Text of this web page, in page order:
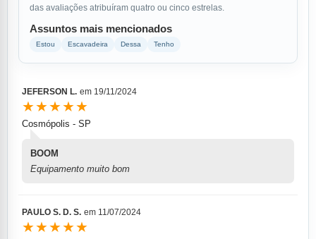
das avaliações atribuíram quatro ou cinco estrelas.
Assuntos mais mencionados
Estou Escavadeira Dessa Tenho
JEFERSON L. em 19/11/2024
★★★★★
Cosmópolis - SP
BOOM
Equipamento muito bom
PAULO S. D. S. em 11/07/2024
★★★★★